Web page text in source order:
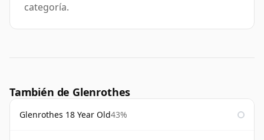
categoría.
También de Glenrothes
Glenrothes 18 Year Old43%